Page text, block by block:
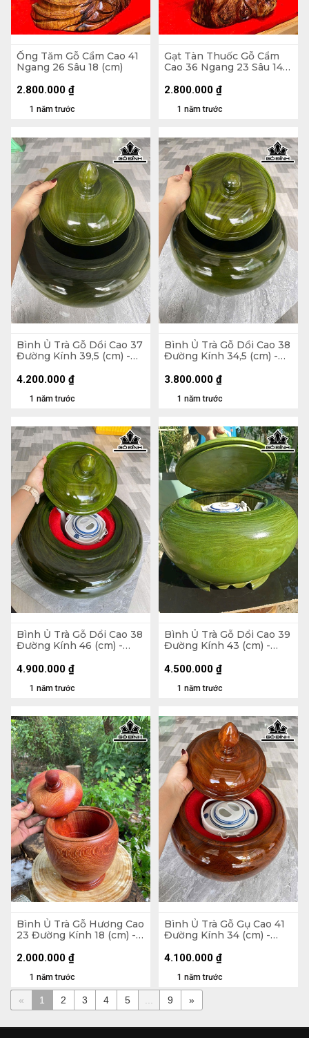
Ống Tăm Gỗ Cẩm Cao 41
Ngang 26 Sâu 18 (cm)
1 năm trước
2.800.000 ₫
Gạt Tàn Thuốc Gỗ Cẩm
Cao 36 Ngang 23 Sâu 14
1 năm trước
2.800.000 ₫
Bình Ủ Trà Gỗ Dổi Cao 37
Đường Kính 39,5 (cm) -
1 năm trước
4.200.000 ₫
Bình Ủ Trà Gỗ Dổi Cao 38
Đường Kính 34,5 (cm) -
1 năm trước
3.800.000 ₫
Bình Ủ Trà Gỗ Dổi Cao 38
Đường Kính 46 (cm) -
1 năm trước
4.900.000 ₫
Bình Ủ Trà Gỗ Dổi Cao 39
Đường Kính 43 (cm) -
1 năm trước
4.500.000 ₫
Bình Ủ Trà Gỗ Hương Cao
23 Đường Kính 18 (cm) -
1 năm trước
2.000.000 ₫
Bình Ủ Trà Gỗ Gụ Cao 41
Đường Kính 34 (cm) -
1 năm trước
4.100.000 ₫
« 1 2 3 4 5 9 »